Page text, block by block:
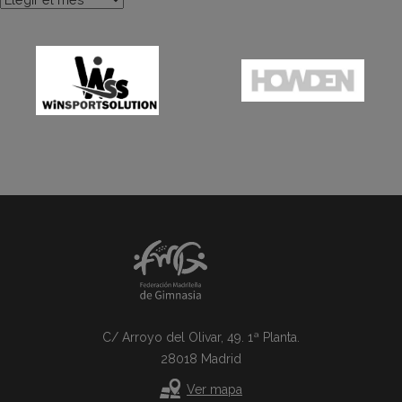
C/ Arroyo del Olivar, 49. 1ª Planta.
28018 Madrid
Ver mapa